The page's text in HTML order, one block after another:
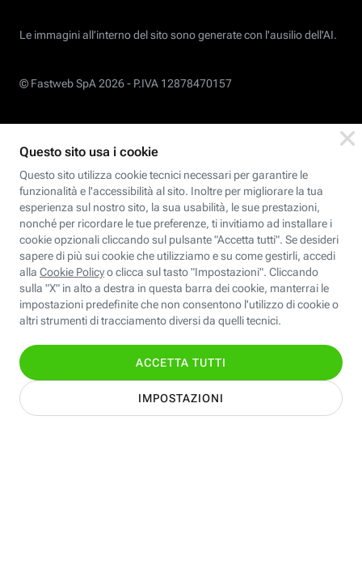
Le immagini all’interno del sito sono generate con l'ausilio dell'AI.
© Fastweb SpA 2026 - P.IVA 12878470157